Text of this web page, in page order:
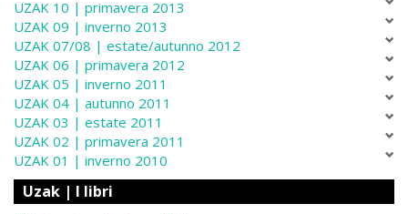
UZAK 10 | primavera 2013
UZAK 09 | inverno 2013
UZAK 07/08 | estate/autunno 2012
UZAK 06 | primavera 2012
UZAK 05 | inverno 2011
UZAK 04 | autunno 2011
UZAK 03 | estate 2011
UZAK 02 | primavera 2011
UZAK 01 | inverno 2010
Uzak | I libri